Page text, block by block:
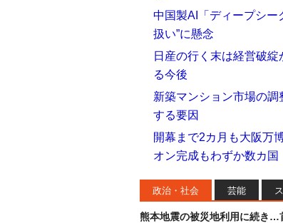
中国製AI「ディープシー
扱い”に懸念
日産の行く末は経営破
る今後
新築マンション市場の
する要因
開幕まで2カ月も大阪万
オン完成もわずか数カ国
政治・社会 芸能
熊本地震の被災地利用に続き…